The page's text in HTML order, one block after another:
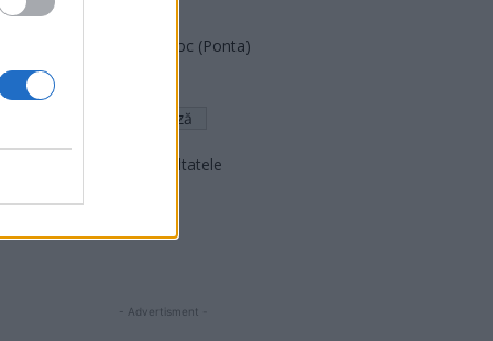
FAR (Coarnă)
România pe Primul Loc (Ponta)
Altul
Arată rezultatele
- Advertisment -